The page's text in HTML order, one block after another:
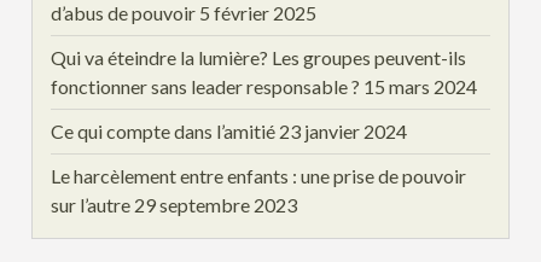
d’abus de pouvoir 5 février 2025
Qui va éteindre la lumière? Les groupes peuvent-ils
fonctionner sans leader responsable ? 15 mars 2024
Ce qui compte dans l’amitié 23 janvier 2024
Le harcèlement entre enfants : une prise de pouvoir
sur l’autre 29 septembre 2023